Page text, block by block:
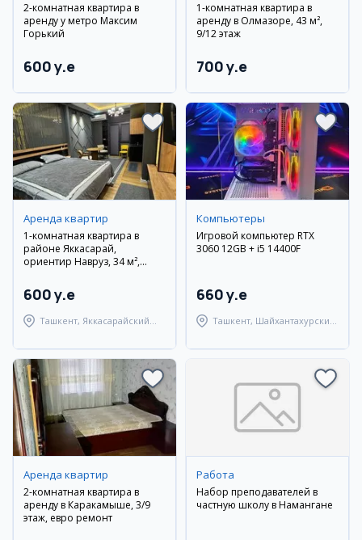
2-комнатная квартира в
аренду у метро Максим
Горький
600 y.e
1-комнатная квартира в
аренду в Олмазоре, 43 м²,
9/12 этаж
700 y.e
Аренда квартир
1-комнатная квартира в
районе Яккасарай,
ориентир Навруз, 34 м²,
600 y.e
Ташкент, Яккасарайский
Компьютеры
Игровой компьютер RTX
3060 12GB + i5 14400F
660 y.e
Ташкент, Шайхантахурский
Аренда квартир
2-комнатная квартира в
аренду в Каракамыше, 3/9
этаж, евро ремонт
Работа
Набор преподавателей в
частную школу в Намангане